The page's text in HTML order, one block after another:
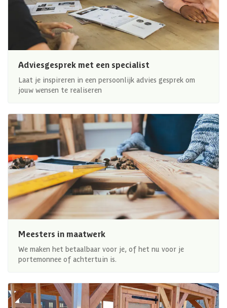
Adviesgesprek met een specialist
Laat je inspireren in een persoonlijk advies gesprek om
jouw wensen te realiseren
Meesters in maatwerk
We maken het betaalbaar voor je, of het nu voor je
portemonnee of achtertuin is.